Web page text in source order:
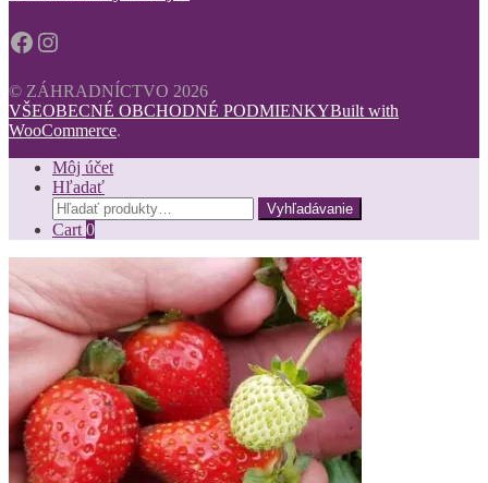
Facebook
Instagram
© ZÁHRADNÍCTVO 2026
VŠEOBECNÉ OBCHODNÉ PODMIENKYBuilt with
WooCommerce.
Môj účet
Hľadať
Hľadať:
Vyhľadávanie
Cart 0